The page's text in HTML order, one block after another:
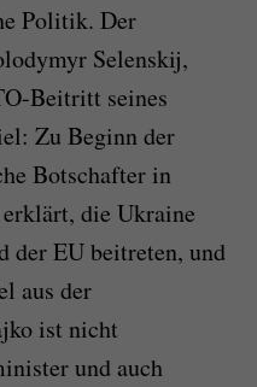
Politik. Der
Selenskij,
Beitritt seines
Zu Beginn der
Botschafter in
die Ukraine
der EU beitreten, und
aus der
ist nicht
und auch